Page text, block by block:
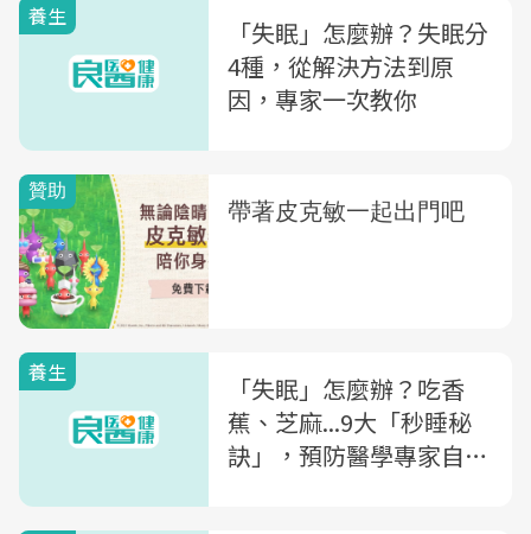
養生
「失眠」怎麼辦？失眠分
4種，從解決方法到原
因，專家一次教你
養生
「失眠」怎麼辦？吃香
蕉、芝麻...9大「秒睡秘
訣」，預防醫學專家自己